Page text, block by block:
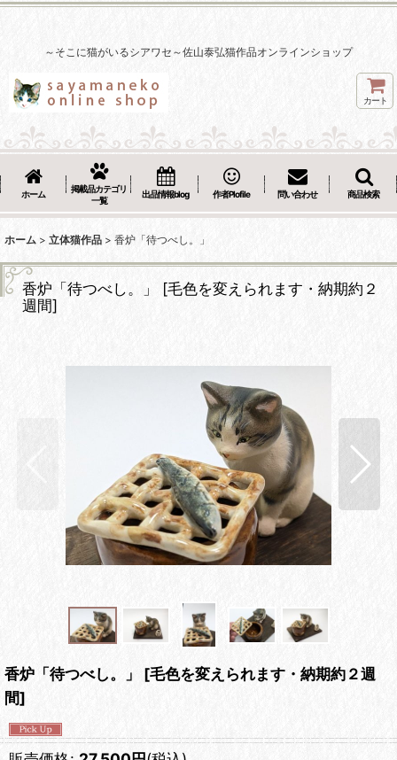
～そこに猫がいるシアワセ～佐山泰弘猫作品オンラインショップ
カート
ホーム
掲載品カテゴリ
一覧
出品情報blog 作者Plofile 問い合わせ 商品検索
ホーム > 立体猫作品 > 香炉「待つべし。」
香炉「待つべし。」 [毛色を変えられます・納期約２
週間]
香炉「待つべし。」 [毛色を変えられます・納期約２週
間]